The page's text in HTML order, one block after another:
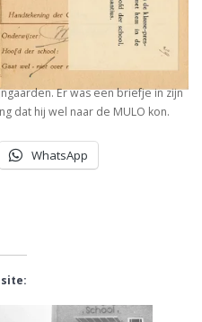
Er was een briefje in zijn
dat hij wel naar de MULO kon.
WhatsApp